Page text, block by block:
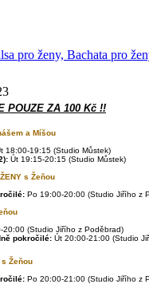
pro ženy, Bachata pro
POUZE ZA 100 Kč !!
a Míšou
18:00-19:15 (Studio Můstek)
Út 19:15-20:15 (Studio Můstek)
s Žeňou
Po 19:00-20:00 (Studio Jiřího z
20:00 (Studio Jiřího z Poděbrad)
pokročilé: Út 20:00-21:00 (Studio
s Žeňou
Po 20:00-21:00 (Studio Jiřího z